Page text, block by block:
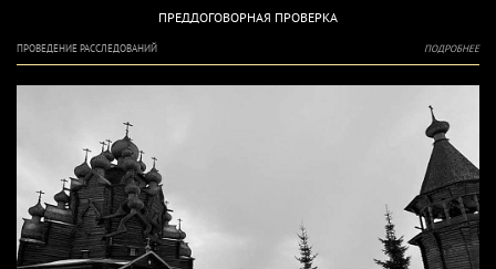
ПРЕДДОГОВОРНАЯ ПРОВЕРКА
ПРОВЕДЕНИЕ РАССЛЕДОВАНИЙ ПОДРОБНЕЕ